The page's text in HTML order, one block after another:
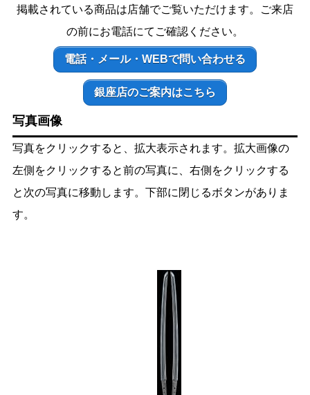
掲載されている商品は店舗でご覧いただけます。ご来店
の前にお電話にてご確認ください。
電話・メール・WEBで問い合わせる
銀座店のご案内はこちら
写真画像
写真をクリックすると、拡大表示されます。拡大画像の
左側をクリックすると前の写真に、右側をクリックする
と次の写真に移動します。下部に閉じるボタンがありま
す。